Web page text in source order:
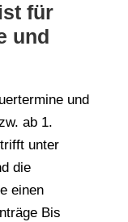
für
und
und
ab 1.
unter
die
einen
Bis